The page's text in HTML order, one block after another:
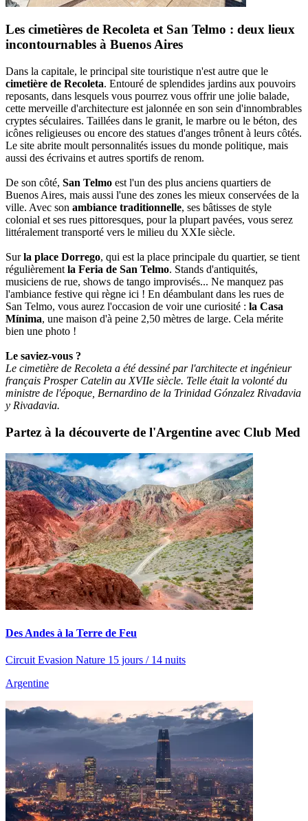
Les cimetières de Recoleta et San Telmo : deux lieux
incontournables à Buenos Aires
Dans la capitale, le principal site touristique n'est autre que le
cimetière de Recoleta. Entouré de splendides jardins aux pouvoirs
reposants, dans lesquels vous pourrez vous offrir une jolie balade,
cette merveille d'architecture est jalonnée en son sein d'innombrables
cryptes séculaires. Taillées dans le granit, le marbre ou le béton, des
icônes religieuses ou encore des statues d'anges trônent à leurs côtés.
Le site abrite moult personnalités issues du monde politique, mais
aussi des écrivains et autres sportifs de renom.
De son côté, San Telmo est l'un des plus anciens quartiers de
Buenos Aires, mais aussi l'une des zones les mieux conservées de la
ville. Avec son ambiance traditionnelle, ses bâtisses de style
colonial et ses rues pittoresques, pour la plupart pavées, vous serez
littéralement transporté vers le milieu du XXIe siècle.
Surla place Dorrego, qui est la place principale du quartier, se tient
régulièrement la Feria de San Telmo. Stands d'antiquités,
musiciens de rue, shows de tango improvisés... Ne manquez pas
l'ambiance festive qui règne ici ! En déambulant dans les rues de
San Telmo, vous aurez l'occasion de voir une curiosité : la Casa
Mínima, une maison d'à peine 2,50 mètres de large. Cela mérite
bien une photo !
Le saviez-vous ?
Le cimetière de Recoleta a été dessiné par l'architecte et ingénieur
français Prosper Catelin au XVIIe siècle. Telle était la volonté du
ministre de l'époque, Bernardino de la Trinidad Gónzalez Rivadavia
y Rivadavia.
Partez à la découverte de l'Argentine avec Club Med
Des Andes à la Terre de Feu
Circuit Evasion Nature 15 jours / 14 nuits
Argentine